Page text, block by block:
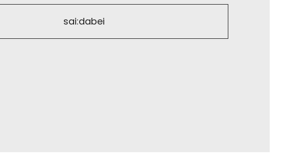
sai:dabei